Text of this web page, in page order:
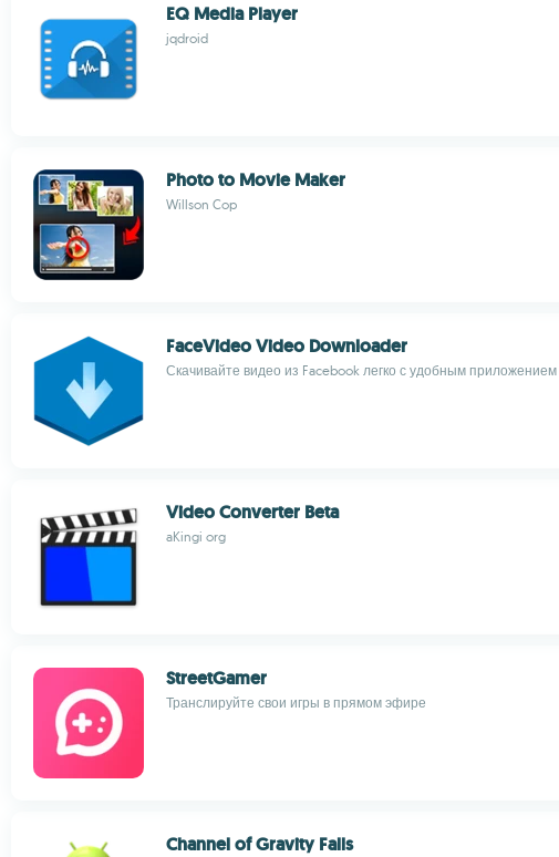
EQ Media Player
jqdroid
Photo to Movie Maker
Willson Cop
FaceVideo Video Downloader
Скачивайте видео из Facebook легко с удобным приложением
Video Converter Beta
aKingi org
StreetGamer
Транслируйте свои игры в прямом эфире
Channel of Gravity Falls